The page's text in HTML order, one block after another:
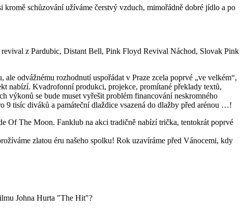
schůzování užíváme čerstvý vzduch, mimořádně dobré jídlo a po
z Pardubic, Distant Bell, Pink Floyd Revival Náchod, Slovak Pink
odvážnému rozhodnutí uspořádat v Praze zcela poprvé „ve velkém“,
nabízí. Kvadrofonní produkci, projekce, promítané překlady textů,
výkonů se bude muset vyřešit problém financování neskromného
tisíc diváků a památeční dlaždice vsazená do dlažby před arénou …!
Of The Moon. Fanklub na akci tradičně nabízí trička, tentokrát poprvé
zlatou éru našeho spolku! Rok uzavíráme před Vánocemi, kdy
Johna Hurta "The Hit"?